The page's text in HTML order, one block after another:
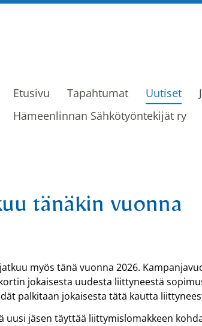
Etusivu Tapahtumat Uutiset
Hämeenlinnan Sähkötyöntekijät ry
tänäkin vuonna
myös tänä vuonna 2026.
jokaisesta uudesta liittyneestä
palkitaan jokaisesta tätä kautta
uusi jäsen täyttää liittymislomakkeen